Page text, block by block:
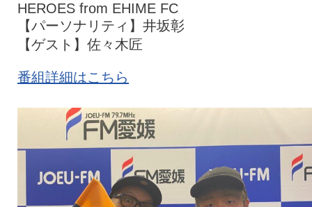
特設ページ
HEROES from EHIME FC
【パーソナリティ】井坂彰
【ゲスト】佐々木匠
番組詳細はこちら